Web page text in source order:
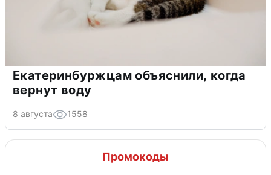
Екатеринбуржцам объяснили, когда
вернут воду
8 августа 1558
Промокоды